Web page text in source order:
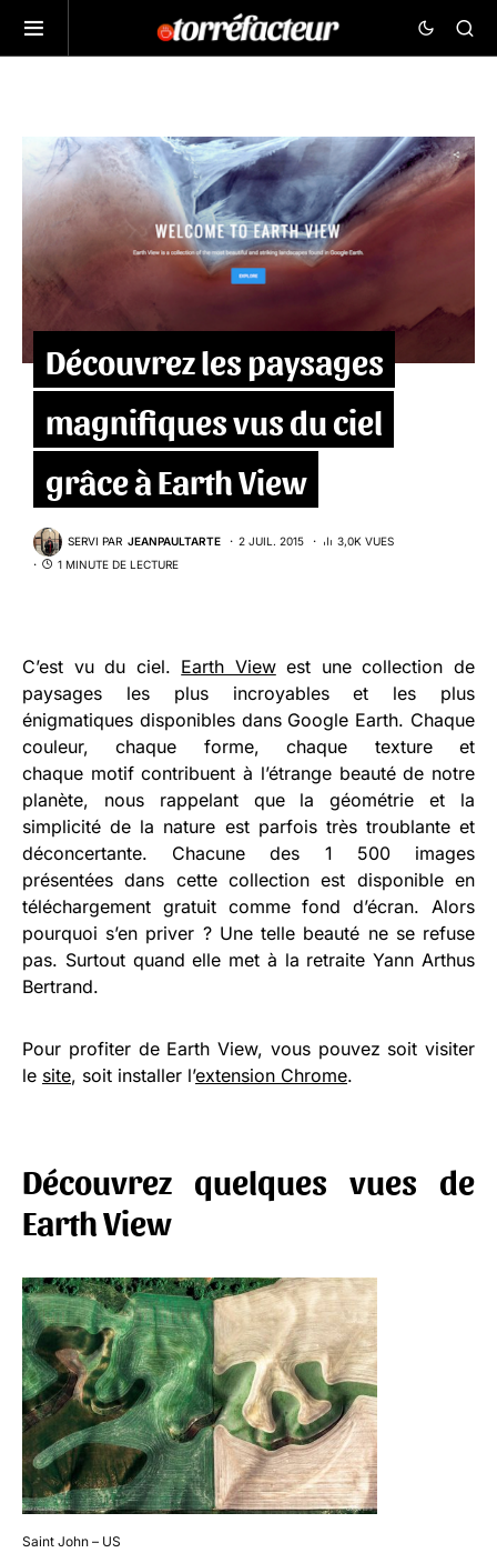
Découvrez les paysages
magnifiques vus du ciel
grâce à Earth View
SERVI PAR JEANPAULTARTE 2 JUIL. 2015
3,0K VUES
1 MINUTE DE LECTURE
C’est vu du ciel. Earth Viewest une collection de
paysages les plus incroyables et les plus
énigmatiques disponibles dans Google Earth. Chaque
couleur, chaque forme, chaque texture et
chaque motif contribuent à l’étrange beauté de notre
planète, nous rappelant que la géométrie et la
simplicité de la nature est parfois très troublante et
déconcertante. Chacune des 1 500 images
présentées dans cette collection est disponible en
téléchargement gratuit comme fond d’écran. Alors
pourquoi s’en priver ? Une telle beauté ne se refuse
pas. Surtout quand elle met à la retraite Yann Arthus
Bertrand.
Pour profiter de Earth View, vous pouvez soit visiter
le site, soit installer l’extension Chrome.
Découvrez quelques vues de
Earth View
Saint John – US